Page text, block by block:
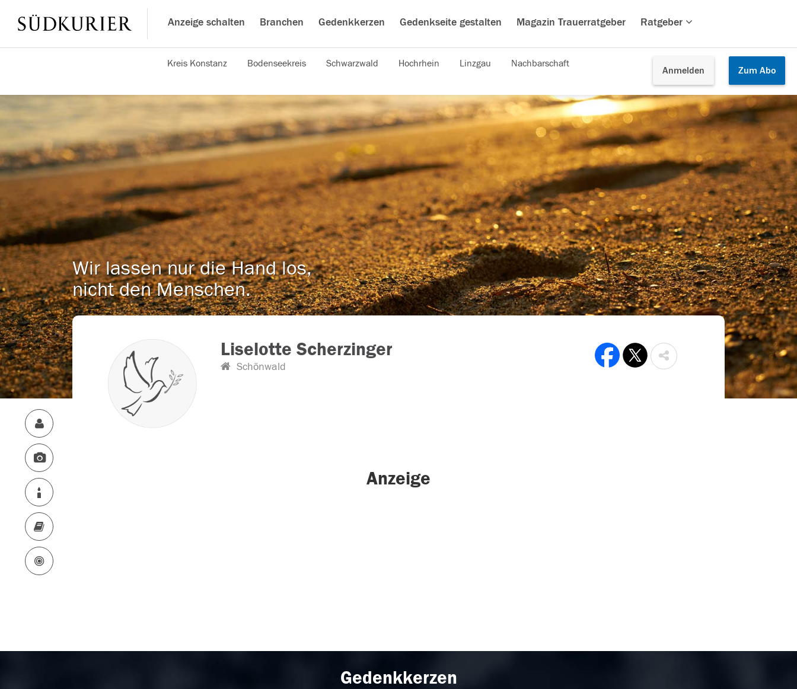
Anzeige schalten Branchen Gedenkkerzen Gedenkseite gestalten Magazin Trauerratgeber Ratgeber
Anmelden Zum Abo
Kreis Konstanz Bodenseekreis Schwarzwald Hochrhein Linzgau Nachbarschaft
Wir lassen nur die Hand los,
nicht den Menschen.
Liselotte Scherzinger
Schönwald
Anzeige
Gedenkkerzen